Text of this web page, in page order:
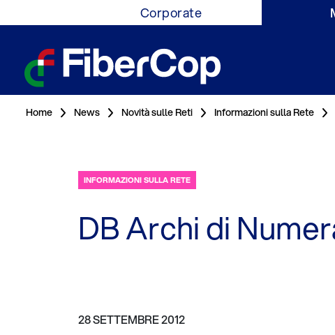
Corporate
Home News Novità sulle Reti Informazioni sulla Rete
INFORMAZIONI SULLA RETE
DB Archi di
28 SETTEMBRE 2012